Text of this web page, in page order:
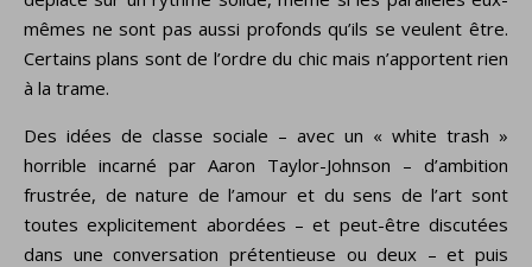
mêmes ne sont pas aussi profonds qu’ils se veulent être.
Certains plans sont de l’ordre du chic mais n’apportent rien
à la trame.
Des idées de classe sociale – avec un « white trash »
horrible incarné par Aaron Taylor-Johnson – d’ambition
frustrée, de nature de l’amour et du sens de l’art sont
toutes explicitement abordées – et peut-être discutées
dans une conversation prétentieuse ou deux – et puis